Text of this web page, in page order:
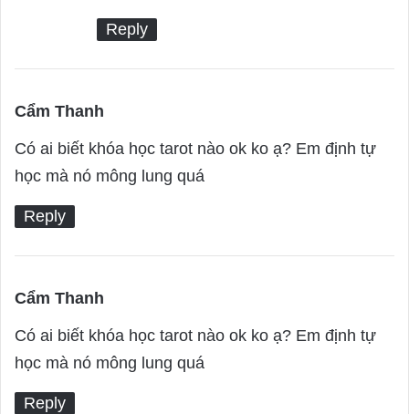
:
Reply
Cẩm Thanh
a
y
Có ai biết khóa học tarot nào ok ko ạ? Em định tự
học mà nó mông lung quá
Reply
Cẩm Thanh
a
y
Có ai biết khóa học tarot nào ok ko ạ? Em định tự
học mà nó mông lung quá
Reply